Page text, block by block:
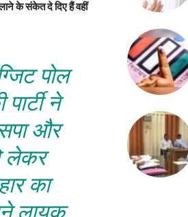
के संकेत दे दिए हैं वहीं
पोल
ने
और
लेकर
का